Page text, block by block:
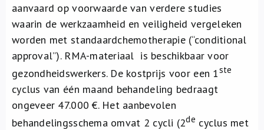
aanvaard op voorwaarde van verdere studies
waarin de werkzaamheid en veiligheid vergeleken
worden met standaardchemotherapie (“conditional
approval”). RMA-materiaal is beschikbaar voor
gezondheidswerkers. De kostprijs voor een 1ste
cyclus van één maand behandeling bedraagt
ongeveer 47.000 €. Het aanbevolen
behandelingsschema omvat 2 cycli (2de cyclus met